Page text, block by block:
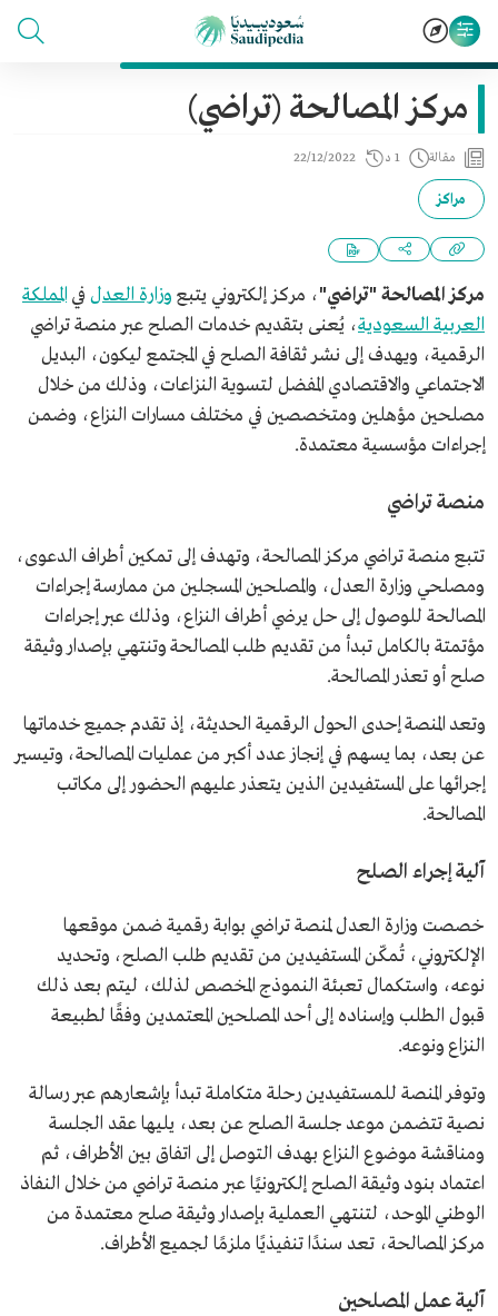
مركز المصالحة (تراضي)
مقالة 1 د 22/12/2022
مراكز
مركز المصالحة "تراضي"، مركز إلكتروني يتبع وزارة العدل في المملكة
العربية السعودية، يُعنى بتقديم خدمات الصلح عبر منصة تراضي
الرقمية، ويهدف إلى نشر ثقافة الصلح في المجتمع ليكون، البديل
الاجتماعي والاقتصادي المفضل لتسوية النزاعات، وذلك من خلال
مصلحين مؤهلين ومتخصصين في مختلف مسارات النزاع، وضمن
إجراءات مؤسسية معتمدة.
منصة تراضي
تتبع منصة تراضي مركز المصالحة، وتهدف إلى تمكين أطراف الدعوى،
ومصلحي وزارة العدل، والمصلحين المسجلين من ممارسة إجراءات
المصالحة للوصول إلى حل يرضي أطراف النزاع، وذلك عبر إجراءات
مؤتمتة بالكامل تبدأ من تقديم طلب المصالحة وتنتهي بإصدار وثيقة
صلح أو تعذر المصالحة.
وتعد المنصة إحدى الحول الرقمية الحديثة، إذ تقدم جميع خدماتها
عن بعد، بما يسهم في إنجاز عدد أكبر من عمليات المصالحة، وتيسير
إجرائها على المستفيدين الذين يتعذر عليهم الحضور إلى مكاتب
المصالحة.
آلية إجراء الصلح
خصصت وزارة العدل لمنصة تراضي بوابة رقمية ضمن موقعها
الإلكتروني، تُمكّن المستفيدين من تقديم طلب الصلح، وتحديد
نوعه، واستكمال تعبئة النموذج المخصص لذلك، ليتم بعد ذلك
قبول الطلب وإسناده إلى أحد المصلحين المعتمدين وفقًا لطبيعة
النزاع ونوعه.
وتوفر المنصة للمستفيدين رحلة متكاملة تبدأ بإشعارهم عبر رسالة
نصية تتضمن موعد جلسة الصلح عن بعد، يليها عقد الجلسة
ومناقشة موضوع النزاع بهدف التوصل إلى اتفاق بين الأطراف، ثم
اعتماد بنود وثيقة الصلح إلكترونيًا عبر منصة تراضي من خلال النفاذ
الوطني الموحد، لتنتهي العملية بإصدار وثيقة صلح معتمدة من
مركز المصالحة، تعد سندًا تنفيذيًا ملزمًا لجميع الأطراف.
آلية عمل المصلحين